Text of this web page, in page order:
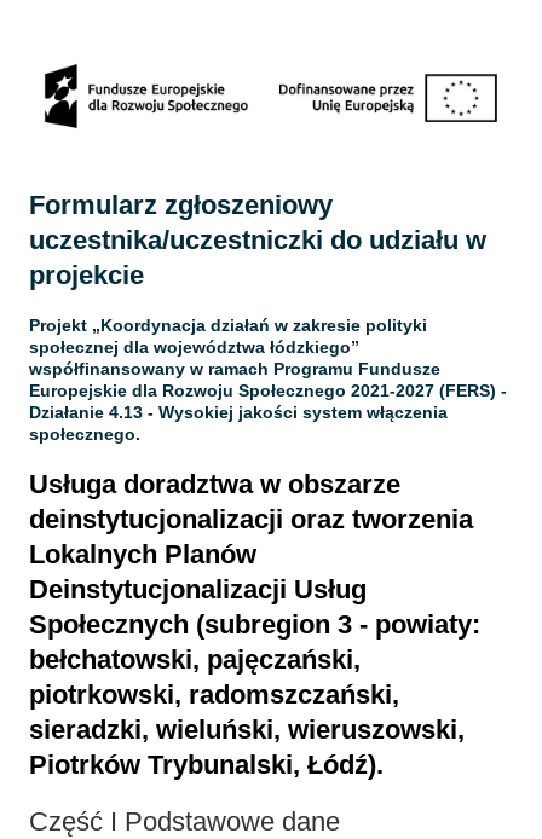
Formularz zgłoszeniowy
uczestnika/uczestniczki do udziału w
projekcie
Projekt „Koordynacja działań w zakresie polityki
społecznej dla województwa łódzkiego”
współfinansowany w ramach Programu Fundusze
Europejskie dla Rozwoju Społecznego 2021-2027 (FERS) -
Działanie 4.13 - Wysokiej jakości system włączenia
społecznego.
Usługa doradztwa w obszarze
deinstytucjonalizacji oraz tworzenia
Lokalnych Planów
Deinstytucjonalizacji Usług
Społecznych (subregion 3 - powiaty:
bełchatowski, pajęczański,
piotrkowski, radomszczański,
sieradzki, wieluński, wieruszowski,
Piotrków Trybunalski, Łódź).
Część I Podstawowe dane